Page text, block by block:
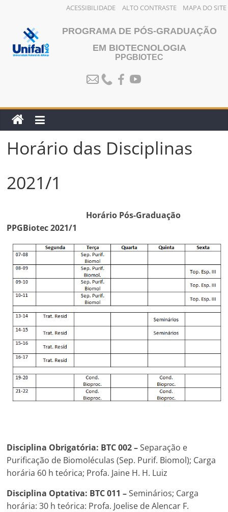
ACESSIBILIDADE ALTO CONTRASTE MAPA DO SITE
conteúdo
PROGRAMA DE PÓS-GRADUAÇÃO
EM BIOTECNOLOGIA
PPGBIOTEC
Horário das Disciplinas
2021/1
Horário Pós-Graduação
PPGBiotec 2021/1
Disciplina Obrigatória: BTC 002 –Separação e
Purificação de Biomoléculas (Sep. Purif. Biomol); Carga
horária 60 h teórica; Profa. Jaine H. H. Luiz
Disciplina Optativa: BTC 011 –Seminários; Carga
horária: 30 h teórica: Profa. Joelise de Alencar F.